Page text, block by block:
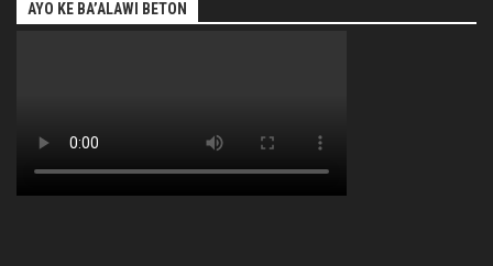
AYO KE BA’ALAWI BETON